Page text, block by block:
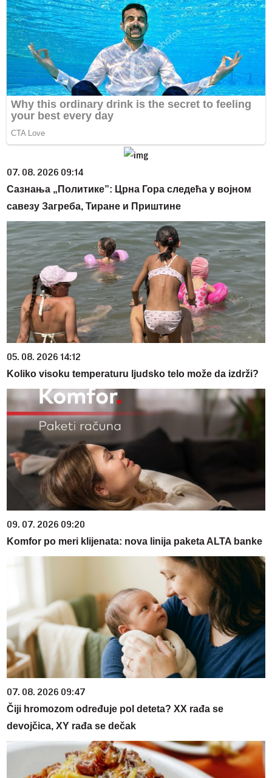
07. 08. 2026 09:14
Сазнања „Политике”: Црна Гора следећа у војном
савезу Загреба, Тиране и Приштине
05. 08. 2026 14:12
Koliko visoku temperaturu ljudsko telo može da izdrži?
09. 07. 2026 09:20
Komfor po meri klijenata: nova linija paketa ALTA banke
07. 08. 2026 09:47
Čiji hromozom određuje pol deteta? XX rađa se
devojčica, XY rađa se dečak